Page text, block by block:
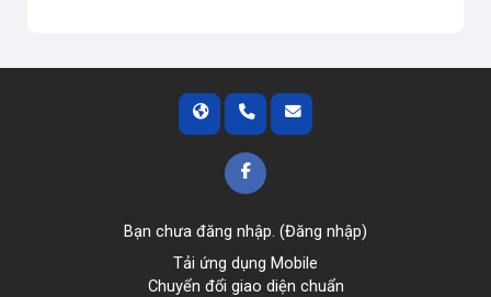
Bạn chưa đăng nhập. (Đăng nhập)
Tải ứng dụng Mobile
Chuyển đổi giao diện chuẩn